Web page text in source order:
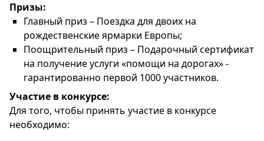
Призы:
Главный приз – Поездка для двоих на
рождественские ярмарки Европы;
Поощрительный приз – Подарочный сертификат
на получение услуги «помощи на дорогах» -
гарантированно первой 1000 участников.
Участие в конкурсе:
Для того, чтобы принять участие в конкурсе
необходимо: